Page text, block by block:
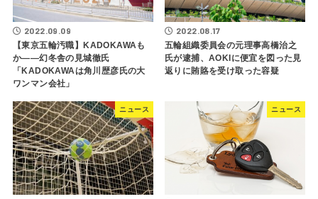
2022.09.09
【東京五輪汚職】KADOKAWAも
か――幻冬舎の見城徹氏
「KADOKAWAは角川歴彦氏の大
ワンマン会社」
2022.08.17
五輪組織委員会の元理事高橋治之
氏が逮捕、AOKIに便宜を図った見
返りに賄賂を受け取った容疑
ニュース ニュース